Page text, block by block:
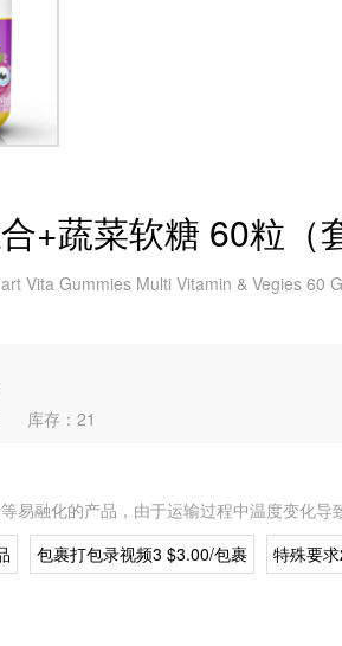
+蔬菜软糖 60粒（
Vita Gummies Multi Vitamin & Vegies 60
库存：21
易融化的产品，由于运输过程中温度变化
包裹打包录视频3 $3.00/包裹 特殊要